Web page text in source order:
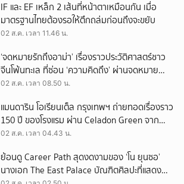
IF และ EF เหล็ก 2 เส้นที่หน้าตาเหมือนกัน เมื่อ
มาตรฐานไทยต้องรอให้ตึกถล่มก่อนถึงจะขยับ
02 ส.ค. เวลา 11.46 น.
‘จดหมายรักถึงอาม่า’ เรื่องราวประวัติศาสตร์ชาว
จีนโพ้นทะเล ที่ซ่อน ‘ความคิดถึง’ ผ่านจดหมาย
‘โพยก๊วน’
02 ส.ค. เวลา 08.50 น.
แมนดาริน โอเรียนเต็ล กรุงเทพฯ ถ่ายทอดเรื่องราว
150 ปี ของโรงแรม ผ่าน Celadon Green จาก
เครื่องศิลาดล
02 ส.ค. เวลา 04.43 น.
ย้อนดู Career Path สุดงดงามของ ‘โน ยุนซอ’
นางเอก The East Palace บัณฑิตศิลปะที่แสดง